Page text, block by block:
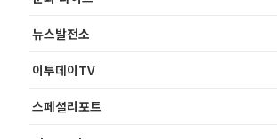
뉴스발전소
이투데이TV
스페셜리포트